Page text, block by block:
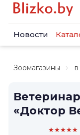
Новости
Зоомагазины
«Доктор
★★★★★